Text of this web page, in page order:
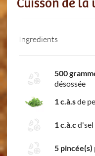
Cuisson de la
Ingredients
500
désossée
1 c.à.sde
1 c.à.cd'sel
5 pincée(s)